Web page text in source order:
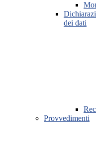
dei dati
Provvedimenti